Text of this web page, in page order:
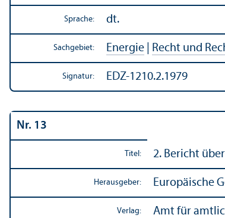
Sprache: dt.
Sachgebiet: Energie Recht und
Signatur: EDZ-1210.2.1979
Nr. 13
Titel: 2. Bericht
Herausgeber: Europäische
Verlag: Amt für